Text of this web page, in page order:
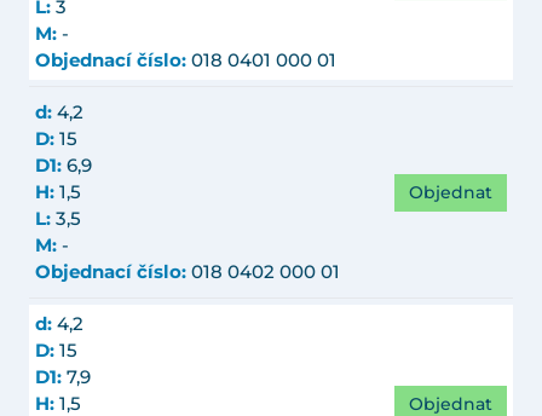
L: 3
M: -
Objednací číslo: 018 0401 000 01
d: 4,2
D: 15
D1: 6,9
H: 1,5
L: 3,5
M: -
Objednací číslo: 018 0402 000 01
Objednat
d: 4,2
D: 15
D1: 7,9
H: 1,5
Objednat